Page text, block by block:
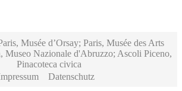
Musée d’Orsay; Paris, Musée des Arts
Museo Nazionale d'Abruzzo; Ascoli Piceno,
Pinacoteca civica
Datenschutz